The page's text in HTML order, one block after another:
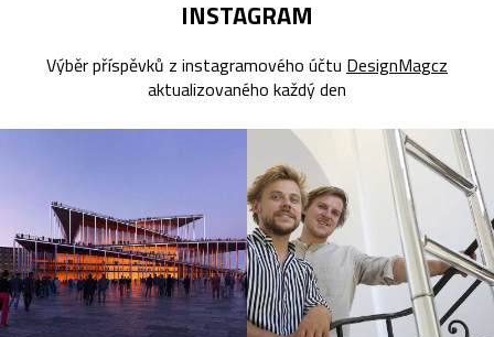
INSTAGRAM
Výběr příspěvků z instagramového účtu DesignMagcz
aktualizovaného každý den